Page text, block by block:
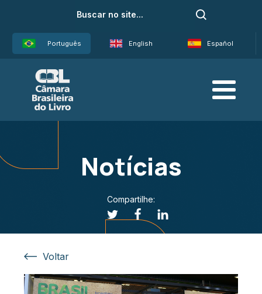
Português English Español
Notícias
Compartilhe:
Voltar